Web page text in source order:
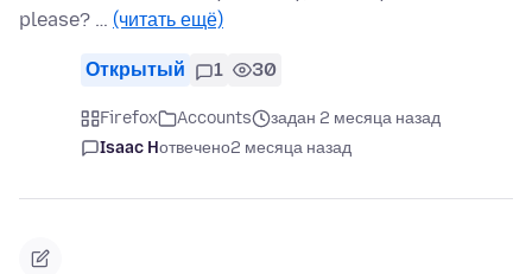
please? … (читать ещё)
Открытый 1 30
Firefox Accounts
задан 2 месяца назад
Isaac Hотвечено2 месяца назад